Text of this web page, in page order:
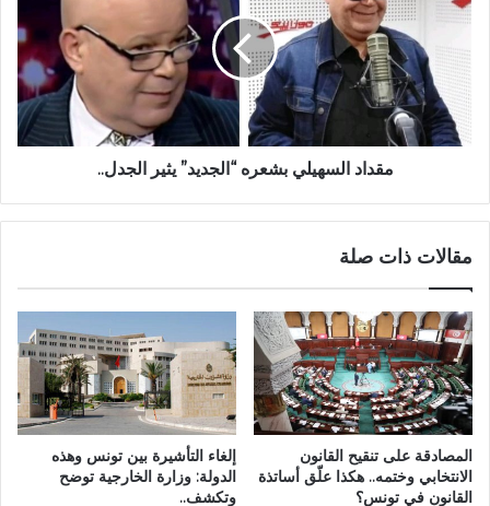
مقداد السهيلي بشعره “الجديد” يثير الجدل..
مقالات ذات صلة
المصادقة على تنقيح القانون
الانتخابي وختمه.. هكذا علّق أساتذة
القانون في تونس؟
إلغاء التأشيرة بين تونس وهذه
الدولة: وزارة الخارجية توضح
وتكشف..